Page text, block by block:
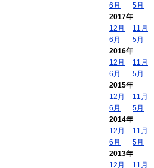
6月
5月
2017年
12月
11月
6月
5月
2016年
12月
11月
6月
5月
2015年
12月
11月
6月
5月
2014年
12月
11月
6月
5月
2013年
12月
11月